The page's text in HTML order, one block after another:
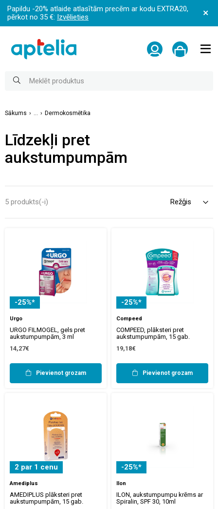
Papildu -20% atlaide atlasītām precēm ar kodu EXTRA20,
pērkot no 35 €: Izvēlieties
Sākums Dermokosmētika
Līdzekļi pret
aukstumpumpām
5 produkts(-i)
-25%*
Urgo
URGO FILMOGEL, gels pret
aukstumpumpām, 3 ml
14,27€
Pievienot grozam
-25%*
Compeed
COMPEED, plāksteri pret
aukstumpumpām, 15 gab.
19,18€
Pievienot grozam
2 par 1 cenu
Amediplus
AMEDIPLUS plāksteri pret
aukstumpumpām, 15 gab.
-25%*
Ilon
ILON, aukstumpumpu krēms ar
Spiralin, SPF 30, 10ml